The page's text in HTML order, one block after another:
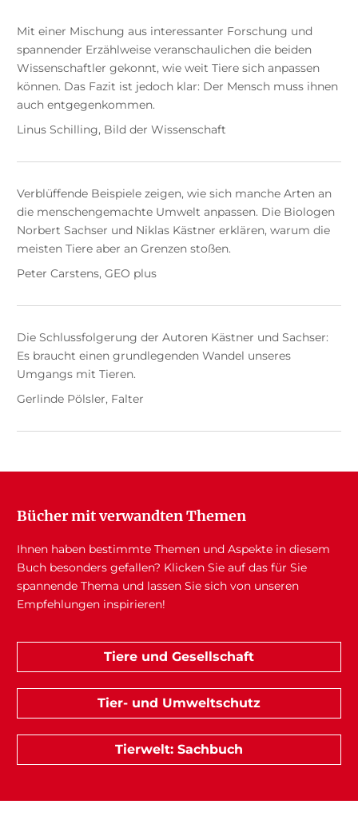
Mit einer Mischung aus interessanter Forschung und
spannender Erzählweise veranschaulichen die beiden
Wissenschaftler gekonnt, wie weit Tiere sich anpassen
können. Das Fazit ist jedoch klar: Der Mensch muss ihnen
auch entgegenkommen.
Linus Schilling, Bild der Wissenschaft
Verblüffende Beispiele zeigen, wie sich manche Arten an
die menschengemachte Umwelt anpassen. Die Biologen
Norbert Sachser und Niklas Kästner erklären, warum die
meisten Tiere aber an Grenzen stoßen.
Peter Carstens, GEO plus
Die Schlussfolgerung der Autoren Kästner und Sachser:
Es braucht einen grundlegenden Wandel unseres
Umgangs mit Tieren.
Gerlinde Pölsler, Falter
Bücher mit verwandten Themen
Ihnen haben bestimmte Themen und Aspekte in diesem
Buch besonders gefallen? Klicken Sie auf das für Sie
spannende Thema und lassen Sie sich von unseren
Empfehlungen inspirieren!
Tiere und Gesellschaft
Tier- und Umweltschutz
Tierwelt: Sachbuch